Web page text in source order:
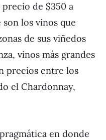
de $350 a
los vinos que
de sus viñedos
vinos más grandes
precios entre los
el Chardonnay,
en donde